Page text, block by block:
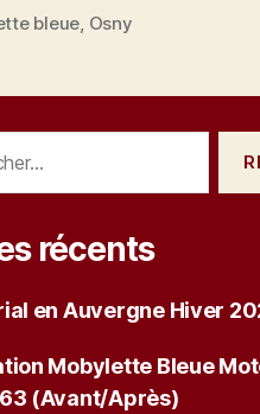
bleue, Osny
récents
en Auvergne Hiver
Mobylette Bleue
(Avant/Après)